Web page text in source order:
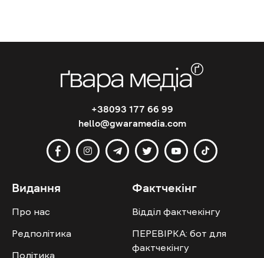
+38093 177 66 99
hello@gwaramedia.com
Видання
Про нас
Редполітика
Політика
Фактчекінг
Відділ фактчекінгу
ПЕРЕВІРКА: бот для
фактчекінгу